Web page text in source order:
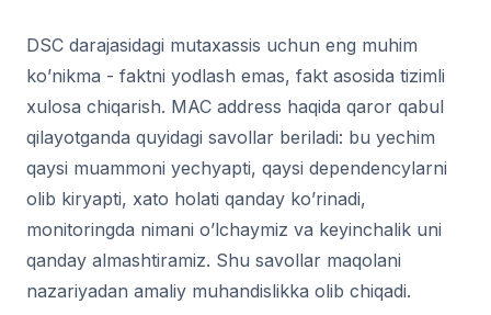
DSC darajasidagi mutaxassis uchun eng muhim
ko’nikma - faktni yodlash emas, fakt asosida tizimli
xulosa chiqarish. MAC address haqida qaror qabul
qilayotganda quyidagi savollar beriladi: bu yechim
qaysi muammoni yechyapti, qaysi dependencylarni
olib kiryapti, xato holati qanday ko’rinadi,
monitoringda nimani o’lchaymiz va keyinchalik uni
qanday almashtiramiz. Shu savollar maqolani
nazariyadan amaliy muhandislikka olib chiqadi.